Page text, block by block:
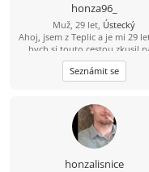
honza96_
Muž, 29 let, Ústecký
Ahoj, jsem z Teplic a je mi 29
bych si touto cestou zkusil
kamarádku na seznámení s
vážného vztahu po nějakém
Živim se jako technik měření
cestovaní, po ČR i zahraničí,
auta, IT - stavba počítačů a
nové technologie.
Seznámit se
honzalisnice